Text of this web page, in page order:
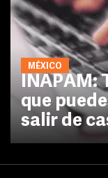
MÉXICO
INAPAM:
que
salir de